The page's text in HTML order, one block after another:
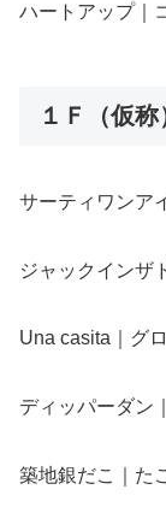
ハートアップ｜
１Ｆ（仮
サーティワンア
ジャックインザ
Una casita｜グ
ディッパーダン
築地銀だこ｜た